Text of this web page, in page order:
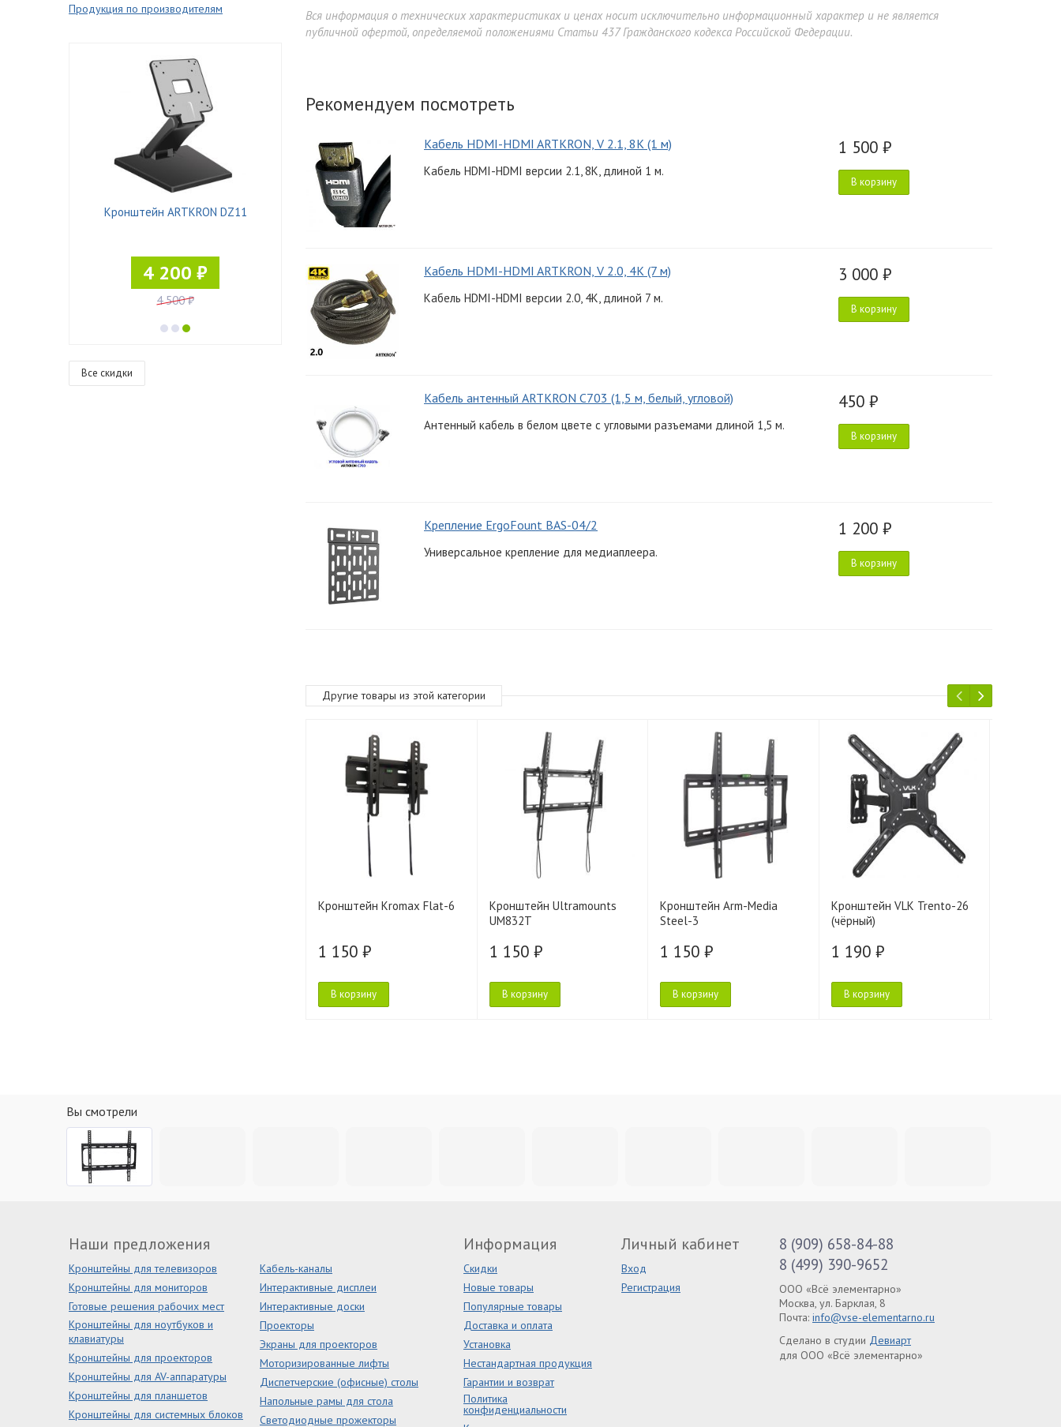
Продукция по производителям
Кронштейн ARTKRON DZ11
4 200 ₽
4 500 ₽
Кронштейн ErgoFount TBBS-1200G
90 900 ₽
99 900 ₽
Все скидки
Вся информация о технических характеристиках и ценах носит исключительно информационный характер и не является
публичной офертой, определяемой положениями Статьи 437 Гражданского кодекса Российской Федерации.
Рекомендуем посмотреть
Кабель HDMI-HDMI ARTKRON, V 2.1, 8K (1 м)
Кабель HDMI-HDMI версии 2.1, 8K, длиной 1 м.
1 500 ₽
В корзину
Кабель HDMI-HDMI ARTKRON, V 2.0, 4K (7 м)
Кабель HDMI-HDMI версии 2.0, 4K, длиной 7 м.
3 000 ₽
В корзину
Кабель антенный ARTKRON C703 (1,5 м, белый, угловой)
Антенный кабель в белом цвете с угловыми разъемами длиной 1,5 м.
450 ₽
В корзину
Крепление ErgoFount BAS-04/2
Универсальное крепление для медиаплеера.
1 200 ₽
В корзину
Другие товары из этой категории
Кронштейн Kromax Flat-6
1 150 ₽
В корзину
Кронштейн Ultramounts
UM832T
1 150 ₽
В корзину
Кронштейн Arm-Media
Steel-3
1 150 ₽
В корзину
Кронштейн VLK Trento-26
(чёрный)
1 190 ₽
В корзину
Вы смотрели
Наши предложения
Кронштейны для телевизоров
Кронштейны для мониторов
Готовые решения рабочих мест
Кронштейны для ноутбуков и
клавиатуры
Кронштейны для проекторов
Кронштейны для AV-аппаратуры
Кронштейны для планшетов
Кронштейны для системных блоков
Кабель-каналы
Интерактивные дисплеи
Интерактивные доски
Проекторы
Экраны для проекторов
Моторизированные лифты
Диспетчерские (офисные) столы
Напольные рамы для стола
Светодиодные прожекторы
Информация
Скидки
Новые товары
Популярные товары
Доставка и оплата
Установка
Нестандартная продукция
Гарантии и возврат
Политика
конфиденциальности
Личный кабинет
Вход
Регистрация
8 (909) 658-84-88
8 (499) 390-9652
ООО «Всё элементарно»
Москва, ул. Барклая, 8
Почта: info@vse-elementarno.ru
Сделано в студии Девиарт
для ООО «Всё элементарно»